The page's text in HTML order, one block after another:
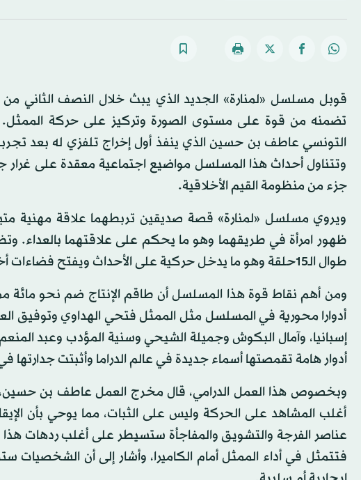
قوبل مسلسل «لمنارة» الجديد الذي يبث خلال النصف الثاني
تضمنه من قوة على مستوى الصورة وتركيز على حركة الممثل.
التونسي عاطف بن حسين الذي ينفذ أول إخراج تلفزي له بعد تجربة
وتتناول أحداث هذا المسلسل مواضيع اجتماعية معقدة على غرار
جزء من منظومة القيم الأخلاقية.
ويروي مسلسل «لمنارة» قصة صديقين تربطهما علاقة مهنية
ظهور امرأة في طريقهما وهو ما يحكم على علاقتهما
طوال الـ15حلقة وهو ما يدخل حركية على الأحداث ويفتح فضاءات أخرى للحديث عن تونس من زوايا ورؤى متعددة.
ومن أهم نقاط قوة هذا المسلسل أن طاقم الإنتاج ضم نحو مائة
أدوارا محورية في المسلسل مثل الممثل فتحي الهداوي وتوفيق
إسبانيا، وآمال البكوش وجميلة الشيحي وسنية المؤدب وعبد
أدوار هامة تقمصتها أسماء جديدة في عالم الدراما وأثبتت جدارتها
وبخصوص هذا العمل الدرامي، قال مخرج العمل عاطف بن
أغلب المشاهد على الحركة وليس على الثبات، مما يوحي بأن
عناصر الفرجة والتشويق والمفاجأة ستسيطر على أغلب ردهات هذا
فتتمثل في أداء الممثل أمام الكاميرا، وأشار إلى أن